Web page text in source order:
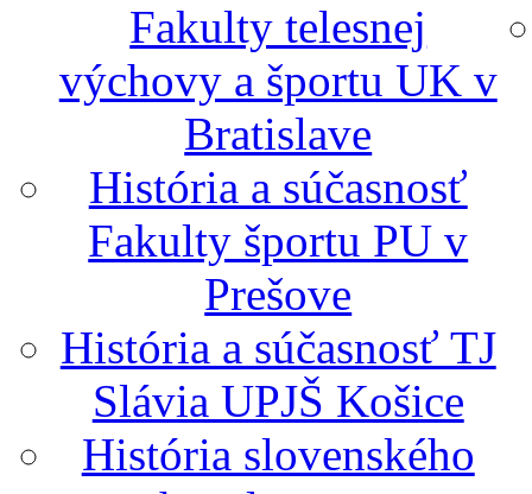
Fakulty telesnej
výchovy a športu UK v
Bratislave
História a súčasnosť
Fakulty športu PU v
Prešove
História a súčasnosť TJ
Slávia UPJŠ Košice
História slovenského